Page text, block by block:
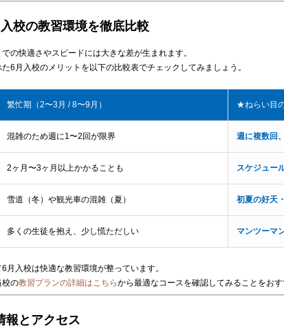
校の教習環境を徹底比較
の快適さやスピードには大きな差が生まれます。
6月入校のメリットを以下の比較表でチェックしてみましょう。
繁忙期（2〜3月 / 8〜9月） ★ねらい目
混雑のため週に1〜2回が限界 週に複数回
2ヶ月〜3ヶ月以上かかることも スケジュー
雪道（冬）や観光車の混雑（夏） 初夏の好天
多くの生徒を抱え、少し慌ただしい マンツーマ
月入校は快適な教習環境が整っています。
校の教習プランの詳細はこちらから最適なコースを確認してみることをおす
報とアクセス